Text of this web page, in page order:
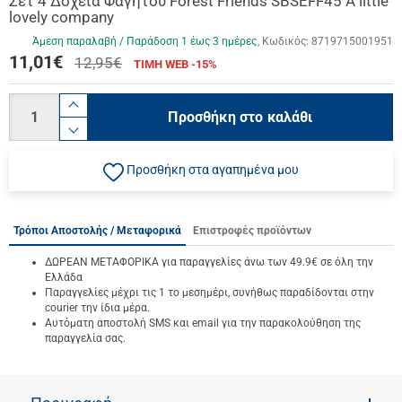
lovely company
Άμεση παραλαβή / Παράδoση 1 έως 3 ημέρες Κωδικός: 8719715001951
11,01€ 12,95€ ΤΙΜΗ WEB -15%
product.increase.quantity
product.decrease.quantity
Προσθήκη στο καλάθι
Προσθήκη στα αγαπημένα μου
Τρόποι Αποστολής / Μεταφορικά Επιστροφές προϊόντων
ΔΩΡΕΑΝ ΜΕΤΑΦΟΡΙΚΑ για παραγγελίες άνω των 49.9€ σε όλη την
Ελλάδα
Παραγγελίες μέχρι τις 1 το μεσημέρι, συνήθως παραδίδονται στην
courier την ίδια μέρα.
Αυτόματη αποστολή SMS και email για την παρακολούθηση της
παραγγελία σας.